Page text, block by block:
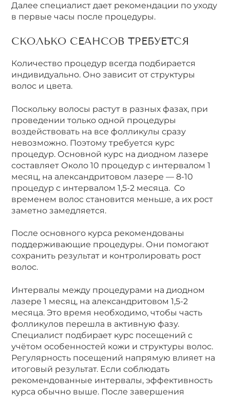
Далее специалист дает рекомендации по уходу
в первые часы после процедуры.
СКОЛЬКО СЕАНСОВ ТРЕБУЕТСЯ
Количество процедур всегда подбирается
индивидуально. Оно зависит от структуры
волос и цвета.
Поскольку волосы растут в разных фазах, при
проведении только одной процедуры
воздействовать на все фолликулы сразу
невозможно. Поэтому требуется курс
процедур. Основной курс на диодном лазере
составляет Около 10 процедур с интервалом 1
месяц, на александритовом лазере — 8-10
процедур с интервалом 1,5-2 месяца. Со
временем волос становится меньше, а их рост
заметно замедляется.
После основного курса рекомендованы
поддерживающие процедуры. Они помогают
сохранить результат и контролировать рост
волос.
Интервалы между процедурами на диодном
лазере 1 месяц, на александритовом 1,5-2
месяца. Это время необходимо, чтобы часть
фолликулов перешла в активную фазу.
Специалист подбирает курс посещений с
учётом особенностей кожи и структуры волос.
Регулярность посещений напрямую влияет на
итоговый результат. Если соблюдать
рекомендованные интервалы, эффективность
курса обычно выше. После завершения